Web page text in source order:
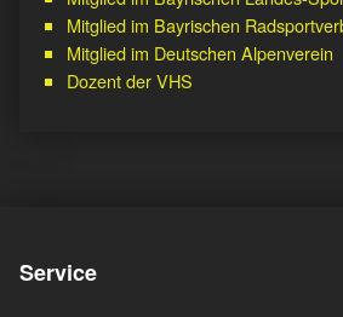
Mitglied im Bayrischen
Mitglied im Deutschen Alpenverein
Dozent der VHS
Service